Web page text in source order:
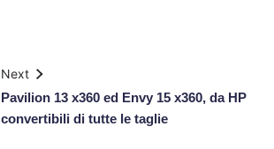
Next
Pavilion 13 x360 ed Envy 15 x360, da HP
convertibili di tutte le taglie